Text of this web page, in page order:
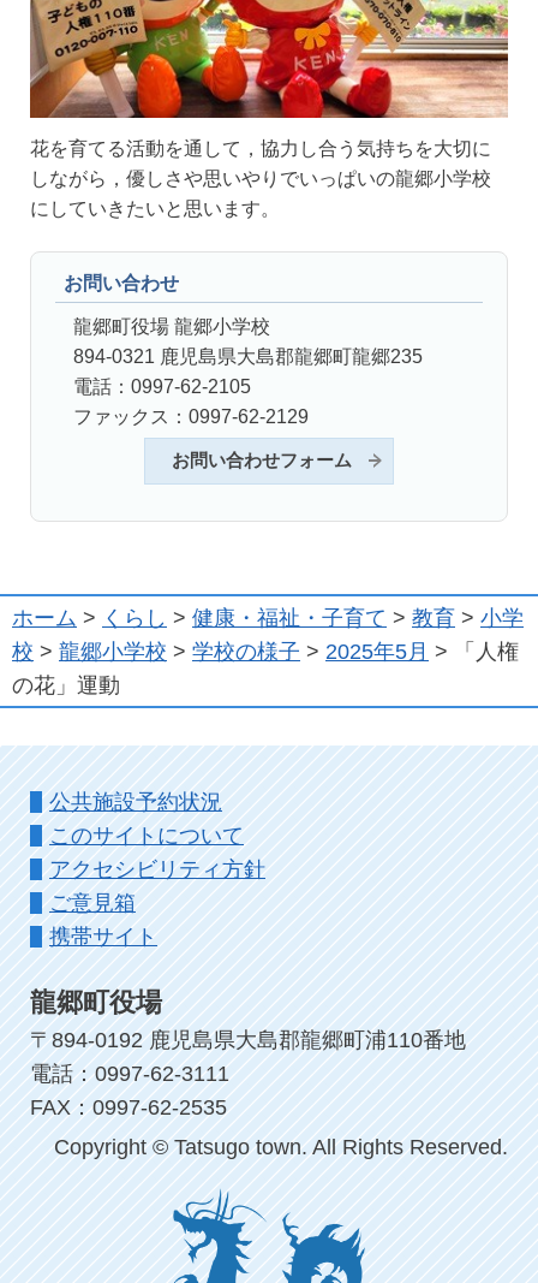
花を育てる活動を通して，協力し合う気持ちを大切に
しながら，優しさや思いやりでいっぱいの龍郷小学校
にしていきたいと思います。
お問い合わせ
龍郷町役場 龍郷小学校
894-0321 鹿児島県大島郡龍郷町龍郷235
電話：0997-62-2105
ファックス：0997-62-2129
お問い合わせフォーム
ホーム > くらし > 健康・福祉・子育て > 教育 > 小学
校 > 龍郷小学校 > 学校の様子 > 2025年5月 > 「人権
の花」運動
公共施設予約状況
このサイトについて
アクセシビリティ方針
ご意見箱
携帯サイト
龍郷町役場
〒894-0192 鹿児島県大島郡龍郷町浦110番地
電話：0997-62-3111
FAX：0997-62-2535
Copyright © Tatsugo town. All Rights Reserved.